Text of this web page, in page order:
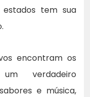
tem sua
encontram os
verdadeiro
e música,